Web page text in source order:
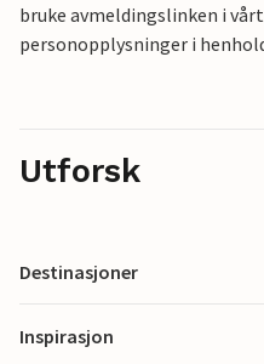
bruke avmeldingslinken i
personopplysninger i
Utforsk
Destinasjoner
Inspirasjon